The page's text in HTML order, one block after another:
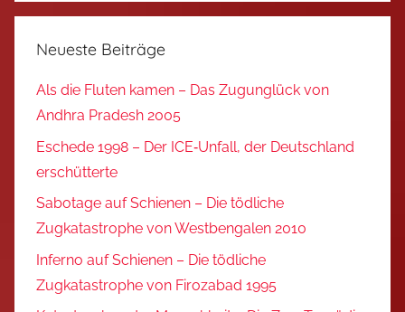
Neueste Beiträge
Als die Fluten kamen – Das Zugunglück von
Andhra Pradesh 2005
Eschede 1998 – Der ICE‑Unfall, der Deutschland
erschütterte
Sabotage auf Schienen – Die tödliche
Zugkatastrophe von Westbengalen 2010
Inferno auf Schienen – Die tödliche
Zugkatastrophe von Firozabad 1995